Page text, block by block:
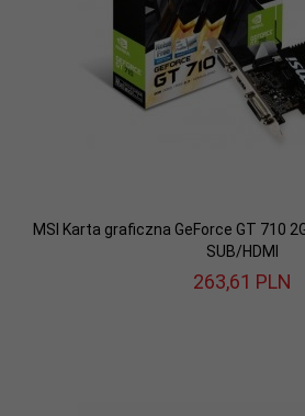
MSI Karta graficzna GeForce GT 710
SUB/HDMI
263,61 PLN